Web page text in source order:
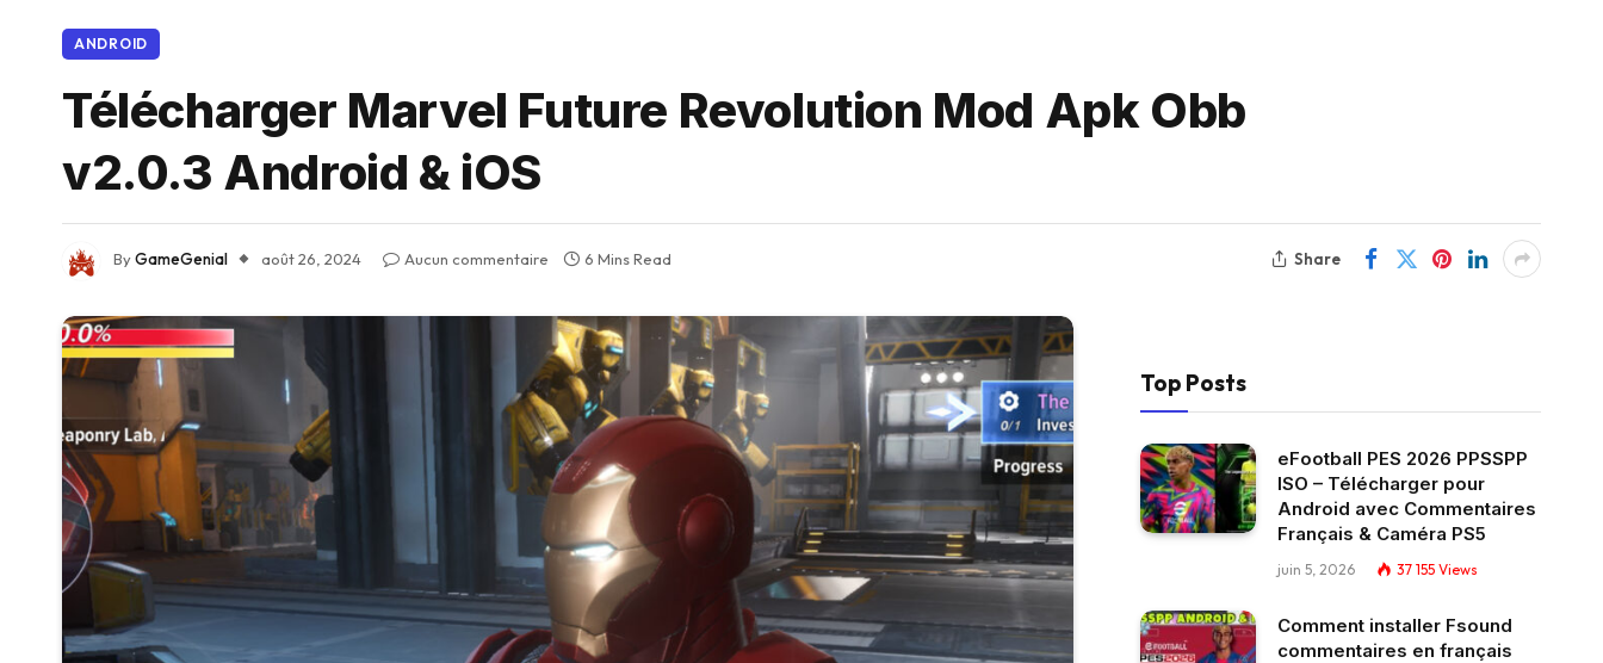
ANDROID
Télécharger Marvel Future Revolution Mod Apk Obb
v2.0.3 Android & iOS
ByGameGenial août 26, 2024 Aucun commentaire 6 Mins Read Share
Top Posts
eFootball PES 2026 PPSSPP
ISO – Télécharger pour
Android avec Commentaires
Français & Caméra PS5
juin 5, 2026 37 155 Views
Comment installer Fsound
commentaires en français